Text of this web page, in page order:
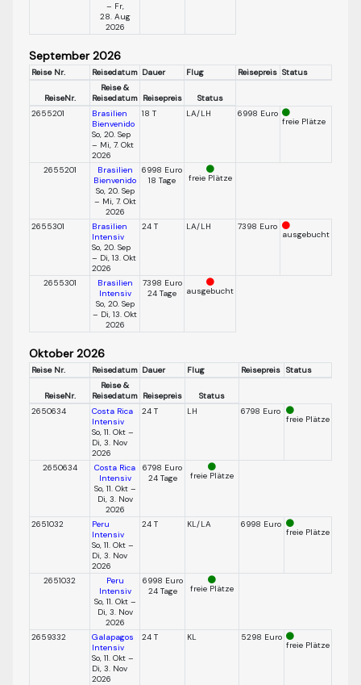
– Fr,
28. Aug
2026
September 2026
Reise Nr. Reisedatum Dauer Flug Reisepreis Status
ReiseNr.
Reise &
Reisedatum Reisepreis
Status
2655201
Brasilien
Bienvenido
So, 20. Sep
– Mi, 7. Okt
2026
18 T LA/LH 6998 Euro
freie Plätze
2655201
Brasilien
Bienvenido
So, 20. Sep
– Mi, 7. Okt
2026
6998 Euro
18 Tage
freie Plätze
2655301
Brasilien
Intensiv
So, 20. Sep
– Di, 13. Okt
2026
24 T LA/LH 7398 Euro
ausgebucht
2655301
Brasilien
Intensiv
So, 20. Sep
– Di, 13. Okt
2026
7398 Euro
24 Tage
ausgebucht
Oktober 2026
Reise Nr. Reisedatum Dauer Flug Reisepreis Status
ReiseNr.
Reise &
Reisedatum Reisepreis
Status
2650634
Costa Rica
Intensiv
So, 11. Okt –
Di, 3. Nov
2026
24 T LH 6798 Euro
freie Plätze
2650634
Costa Rica
Intensiv
So, 11. Okt –
Di, 3. Nov
2026
6798 Euro
24 Tage
freie Plätze
2651032
Peru
Intensiv
So, 11. Okt –
Di, 3. Nov
2026
24 T KL/LA 6998 Euro
freie Plätze
2651032
Peru
Intensiv
So, 11. Okt –
Di, 3. Nov
2026
6998 Euro
24 Tage
freie Plätze
2659332
Galapagos
Intensiv
So, 11. Okt –
Di, 3. Nov
2026
24 T KL 5298 Euro
freie Plätze